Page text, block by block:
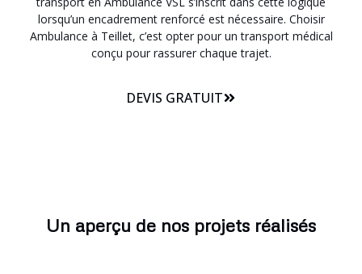
lorsqu’un encadrement renforcé est nécessaire. Choisir
Ambulance à Teillet, c’est opter pour un transport médical
conçu pour rassurer chaque trajet.
DEVIS GRATUIT
Un aperçu de nos projets réalisés